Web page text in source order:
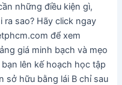
những điều kiện gì,
sao? Hãy click ngay
để xem
giá minh bạch và mẹo
lên kế hoạch học tập
sở hữu bằng lái B chỉ sau